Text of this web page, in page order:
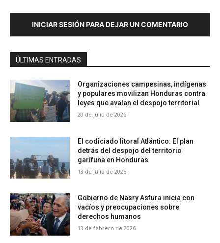
INICIAR SESIÓN PARA DEJAR UN COMENTARIO
ÚLTIMAS ENTRADAS
Organizaciones campesinas, indígenas
y populares movilizan Honduras contra
leyes que avalan el despojo territorial
20 de julio de 2026
El codiciado litoral Atlántico: El plan
detrás del despojo del territorio
garífuna en Honduras
13 de julio de 2026
Gobierno de Nasry Asfura inicia con
vacíos y preocupaciones sobre
derechos humanos
13 de febrero de 2026